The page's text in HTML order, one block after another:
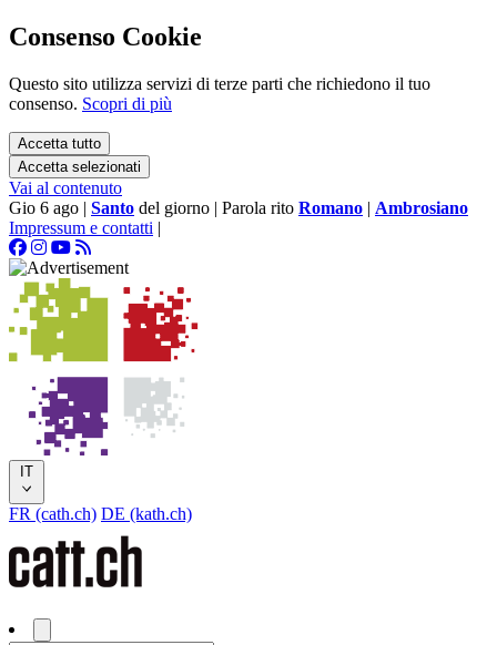
Consenso Cookie
Questo sito utilizza servizi di terze parti che richiedono il tuo
consenso. Scopri di più
Accetta tutto
Accetta selezionati
Vai al contenuto
Gio 6 ago | Santo del giorno | Parola rito Romano | Ambrosiano
Impressum e contatti |
IT
FR (cath.ch) DE (kath.ch)